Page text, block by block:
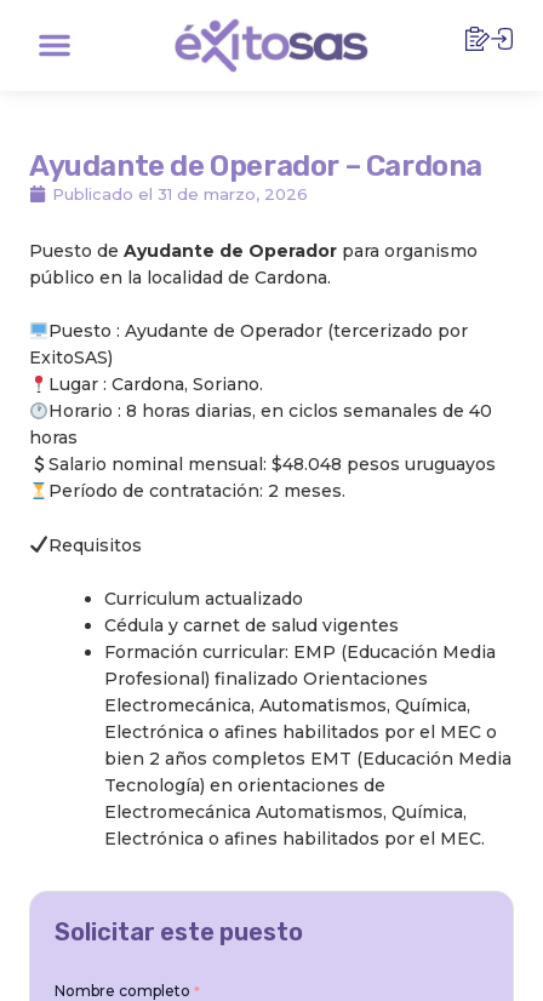
Menu
Ayudante de Operador – Cardona
Publicado el 31 de marzo, 2026
Puesto de Ayudante de Operador para organismo
público en la localidad de Cardona.
Puesto : Ayudante de Operador (tercerizado por
ExitoSAS)
Lugar : Cardona, Soriano.
Horario : 8 horas diarias, en ciclos semanales de 40
horas
Salario nominal mensual: $48.048 pesos uruguayos
Período de contratación: 2 meses.
Requisitos
Curriculum actualizado
Cédula y carnet de salud vigentes
Formación curricular: EMP (Educación Media
Profesional) finalizado Orientaciones
Electromecánica, Automatismos, Química,
Electrónica o afines habilitados por el MEC o
bien 2 años completos EMT (Educación Media
Tecnología) en orientaciones de
Electromecánica Automatismos, Química,
Electrónica o afines habilitados por el MEC.
Solicitar este puesto
Nombre completo *